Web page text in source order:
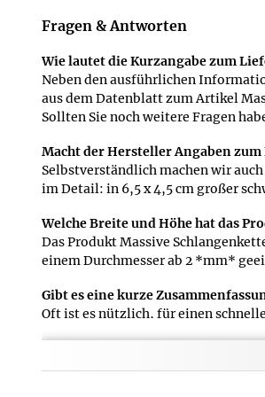
Fragen & Antworten
Wie lautet die Kurzangabe zum
Neben den ausführlichen
aus dem Datenblatt zum Artikel
Sollten Sie noch weitere Fragen
Macht der Hersteller Angaben
Selbstverständlich machen wir
im Detail: in 6,5 x 4,5 cm großer
Welche Breite und Höhe hat das
Das Produkt Massive
einem Durchmesser ab 2 *mm*
Gibt es eine kurze
Oft ist es nützlich, für einen